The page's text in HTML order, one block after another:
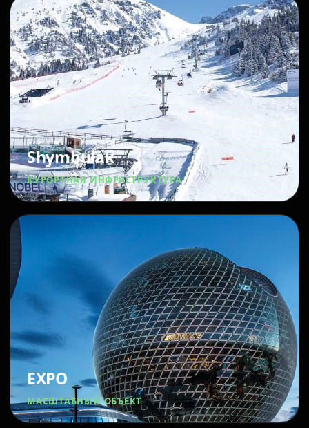
Shymbulak
КУРОРТНАЯ ИНФРАСТРУКТУРА
EXPO
МАСШТАБНЫЙ ОБЪЕКТ